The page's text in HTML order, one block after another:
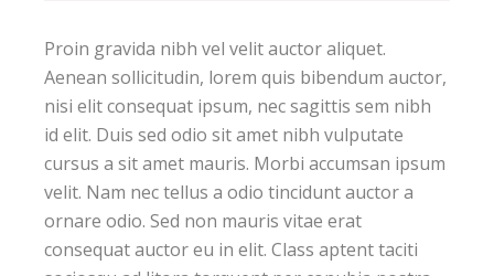
Proin gravida nibh vel velit auctor aliquet.
Aenean sollicitudin, lorem quis bibendum auctor,
nisi elit consequat ipsum, nec sagittis sem nibh
id elit. Duis sed odio sit amet nibh vulputate
cursus a sit amet mauris. Morbi accumsan ipsum
velit. Nam nec tellus a odio tincidunt auctor a
ornare odio. Sed non mauris vitae erat
consequat auctor eu in elit. Class aptent taciti